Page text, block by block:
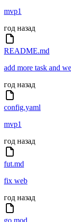
mvp1
год назад
README.md
add more task and
год назад
config.yaml
mvp1
год назад
fut.md
fix web
год назад